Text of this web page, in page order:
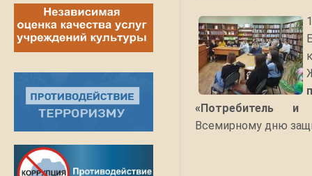
«Потребитель
Всемирному дню